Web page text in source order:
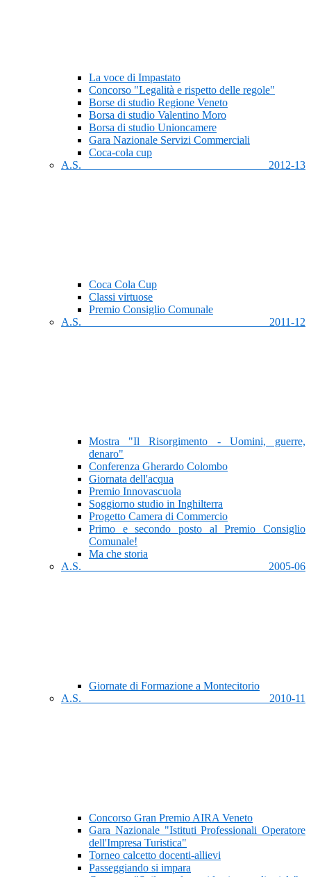
La voce di Impastato
Concorso "Legalità e rispetto delle regole"
Borse di studio Regione Veneto
Borsa di studio Valentino Moro
Borsa di studio Unioncamere
Gara Nazionale Servizi Commerciali
Coca-cola cup
A.S. 2012-13
Coca Cola Cup
Classi virtuose
Premio Consiglio Comunale
A.S. 2011-12
Mostra "Il Risorgimento - Uomini, guerre,
denaro"
Conferenza Gherardo Colombo
Giornata dell'acqua
Premio Innovascuola
Soggiorno studio in Inghilterra
Progetto Camera di Commercio
Primo e secondo posto al Premio Consiglio
Comunale!
Ma che storia
A.S. 2005-06
Giornate di Formazione a Montecitorio
A.S. 2010-11
Concorso Gran Premio AIRA Veneto
Gara Nazionale "Istituti Professionali Operatore
dell'Impresa Turistica"
Torneo calcetto docenti-allievi
Passeggiando si impara